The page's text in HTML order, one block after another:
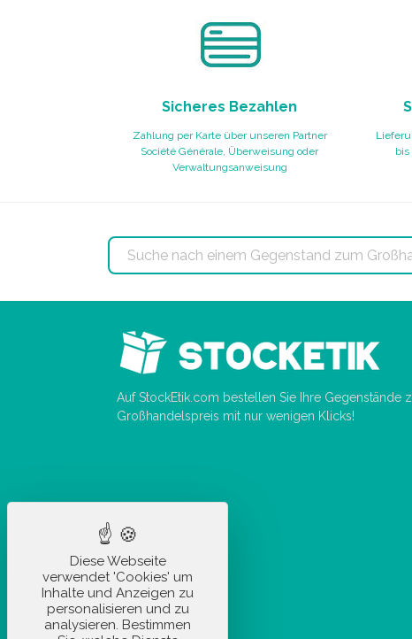
Sicheres Bezahlen
Zahlung per Karte über unseren Partner
Société Générale, Überweisung oder
Verwaltungsanweisung
bis
Auf StockEtik.com bestellen Sie Ihre Gegenstände
Großhandelspreis mit nur wenigen Klicks!
Diese Webseite
verwendet 'Cookies' um
Inhalte und Anzeigen zu
personalisieren und zu
analysieren. Bestimmen